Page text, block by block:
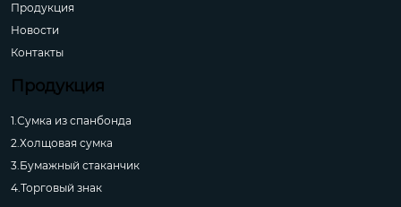
Продукция
Новости
Контакты
Продукция
1.Сумка из спанбонда
2.Холщовая сумка
3.Бумажный стаканчик
4.Торговый знак